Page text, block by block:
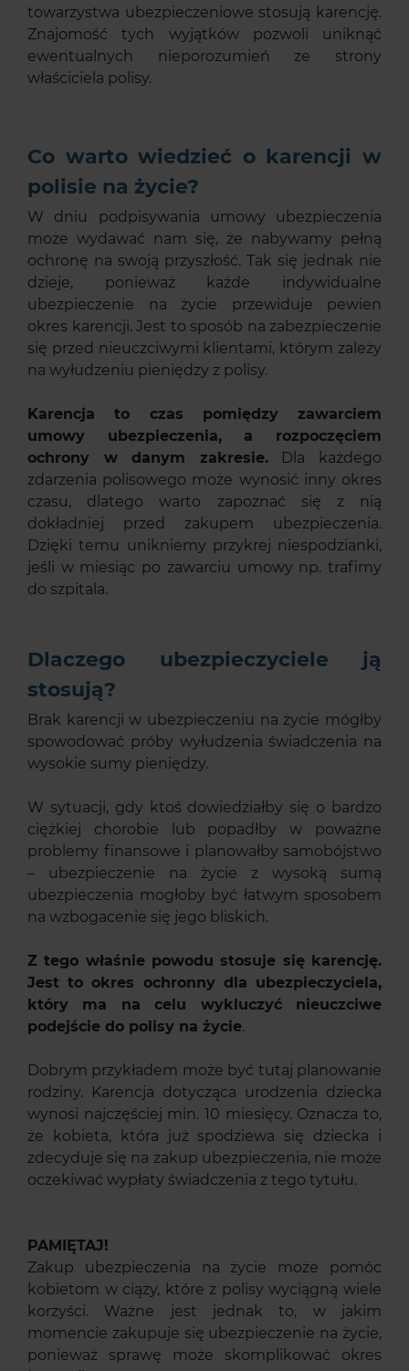
towarzystwa ubezpieczeniowe stosują karencję.
Znajomość tych wyjątków pozwoli uniknąć
ewentualnych nieporozumień ze strony
właściciela polisy.
Co warto wiedzieć o karencji w
polisie na życie?
W dniu podpisywania umowy ubezpieczenia
może wydawać nam się, że nabywamy pełną
ochronę na swoją przyszłość. Tak się jednak nie
dzieje, ponieważ każde indywidualne
ubezpieczenie na życie przewiduje pewien
okres karencji. Jest to sposób na zabezpieczenie
się przed nieuczciwymi klientami, którym zależy
na wyłudzeniu pieniędzy z polisy.
Karencja to czas pomiędzy zawarciem
umowy ubezpieczenia, a rozpoczęciem
ochrony w danym zakresie.Dla każdego
zdarzenia polisowego może wynosić inny okres
czasu, dlatego warto zapoznać się z nią
dokładniej przed zakupem ubezpieczenia.
Dzięki temu unikniemy przykrej niespodzianki,
jeśli w miesiąc po zawarciu umowy np. trafimy
do szpitala.
Dlaczego ubezpieczyciele ją
stosują?
Brak karencji w ubezpieczeniu na życie mógłby
spowodować próby wyłudzenia świadczenia na
wysokie sumy pieniędzy.
W sytuacji, gdy ktoś dowiedziałby się o bardzo
ciężkiej chorobie lub popadłby w poważne
problemy finansowe i planowałby samobójstwo
– ubezpieczenie na życie z wysoką sumą
ubezpieczenia mogłoby być łatwym sposobem
na wzbogacenie się jego bliskich.
Z tego właśnie powodu stosuje się karencję.
Jest to okres ochronny dla ubezpieczyciela,
który ma na celu wykluczyć nieuczciwe
podejście do polisy na życie.
Dobrym przykładem może być tutaj planowanie
rodziny. Karencja dotycząca urodzenia dziecka
wynosi najczęściej min. 10 miesięcy. Oznacza to,
że kobieta, która już spodziewa się dziecka i
zdecyduje się na zakup ubezpieczenia, nie może
oczekiwać wypłaty świadczenia z tego tytułu.
PAMIĘTAJ!
Zakup ubezpieczenia na życie może pomóc
kobietom w ciąży, które z polisy wyciągną wiele
korzyści. Ważne jest jednak to, w jakim
momencie zakupuje się ubezpieczenie na życie,
ponieważ sprawę może skomplikować okres